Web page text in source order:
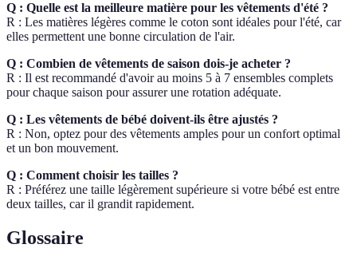
Q : Quelle est la meilleure matière pour les vêtements d'été ?
R : Les matières légères comme le coton sont idéales pour l'été, car
elles permettent une bonne circulation de l'air.
Q : Combien de vêtements de saison dois-je acheter ?
R : Il est recommandé d'avoir au moins 5 à 7 ensembles complets
pour chaque saison pour assurer une rotation adéquate.
Q : Les vêtements de bébé doivent-ils être ajustés ?
R : Non, optez pour des vêtements amples pour un confort optimal
et un bon mouvement.
Q : Comment choisir les tailles ?
R : Préférez une taille légèrement supérieure si votre bébé est entre
deux tailles, car il grandit rapidement.
Glossaire